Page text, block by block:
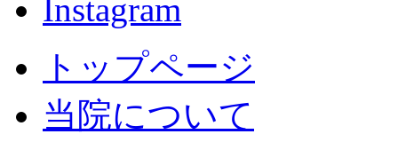
トップページ
当院について